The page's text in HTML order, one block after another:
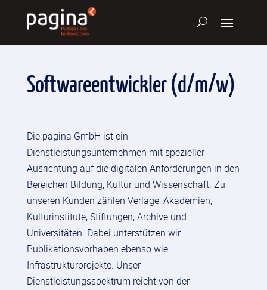
Softwareentwickler (d/m/w)
Die pagina GmbH ist ein
Dienstleistungsunternehmen mit spezieller
Ausrichtung auf die digitalen Anforderungen in den
Bereichen Bildung, Kultur und Wissenschaft. Zu
unseren Kunden zählen Verlage, Akademien,
Kulturinstitute, Stiftungen, Archive und
Universitäten. Dabei unterstützen wir
Publikationsvorhaben ebenso wie
Infrastrukturprojekte. Unser
Dienstleistungsspektrum reicht von der